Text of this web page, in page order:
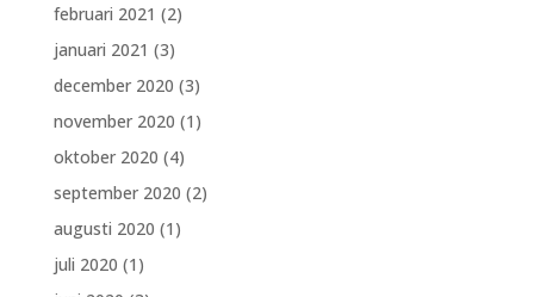
februari 2021 (2)
januari 2021 (3)
december 2020 (3)
november 2020 (1)
oktober 2020 (4)
september 2020 (2)
augusti 2020 (1)
juli 2020 (1)